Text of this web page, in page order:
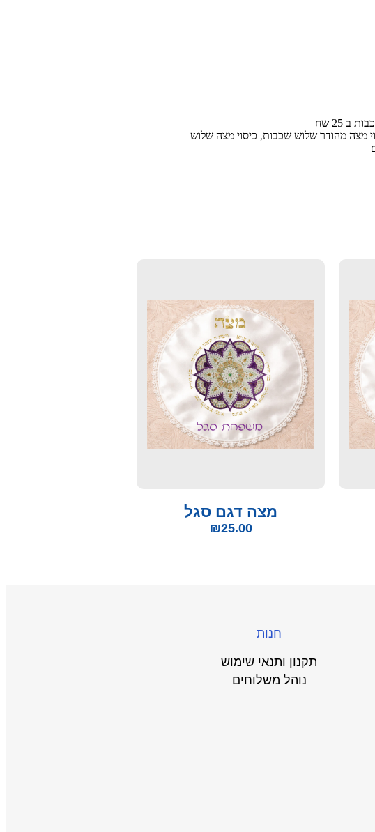
מצה מהודר שלוש שכבות, כיסוי מצה שלוש
מצה דגם סגל
₪25.00
חנות
תקנון ותנאי שימוש
נוהל משלוחים